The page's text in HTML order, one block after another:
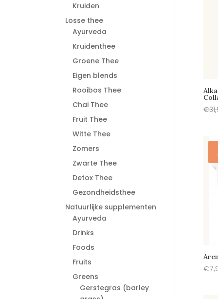
€
€
Kruiden
Losse thee
Ayurveda
Kruidenthee
Groene Thee
Eigen blends
Rooibos Thee
Chai Thee
Fruit Thee
Witte Thee
Zomers
Zwarte Thee
Detox Thee
Gezondheidsthee
Natuurlijke supplementen
Ayurveda
Drinks
Foods
Fruits
Greens
Gerstegras (barley